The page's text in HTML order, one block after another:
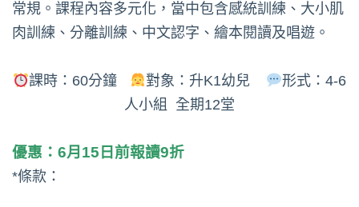
常規。課程內容多元化，當中包含感統訓練、大小肌
肉訓練、分離訓練、中文認字、繪本閱讀及唱遊。
課時：60分鐘 對象：升K1幼兒
形式：4-6
人小組 全期12堂
優惠：6月15日前報讀9折
*條款：